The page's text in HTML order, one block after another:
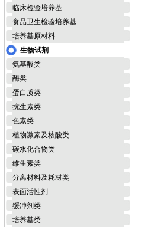
临床检验培养基
食品卫生检验培养基
培养基原材料
生物试剂
氨基酸类
酶类
蛋白质类
抗生素类
色素类
植物激素及核酸类
碳水化合物类
维生素类
分离材料及耗材类
表面活性剂
缓冲剂类
培养基类